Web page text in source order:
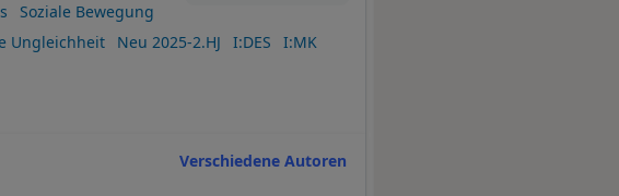
Soziale Bewegung
Ungleichheit Neu 2025-2.HJ I:DES
I:MK
Verschiedene Autoren